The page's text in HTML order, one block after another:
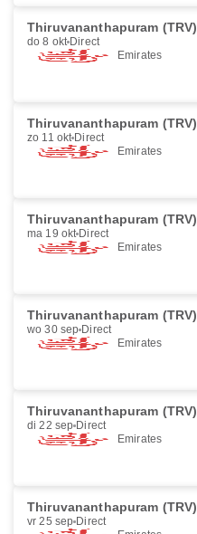
Thiruvananthapuram (TRV)
do 8 okt Direct
Emirates
Thiruvananthapuram (TRV)
zo 11 okt Direct
Emirates
Thiruvananthapuram (TRV)
ma 19 okt Direct
Emirates
Thiruvananthapuram (TRV)
wo 30 sep Direct
Emirates
Thiruvananthapuram (TRV)
di 22 sep Direct
Emirates
Thiruvananthapuram (TRV)
vr 25 sep Direct